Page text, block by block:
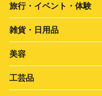
旅行・イベント・体験
雑貨・日用品
美容
工芸品